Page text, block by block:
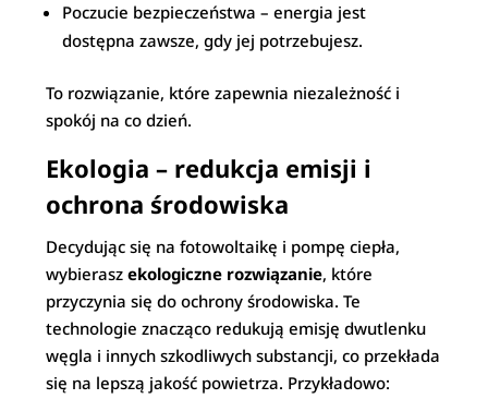
Poczucie bezpieczeństwa – energia jest
dostępna zawsze, gdy jej potrzebujesz.
To rozwiązanie, które zapewnia niezależność i
spokój na co dzień.
Ekologia – redukcja emisji i
ochrona środowiska
Decydując się na fotowoltaikę i pompę ciepła,
wybieraszekologiczne rozwiązanie, które
przyczynia się do ochrony środowiska. Te
technologie znacząco redukują emisję dwutlenku
węgla i innych szkodliwych substancji, co przekłada
się na lepszą jakość powietrza. Przykładowo: